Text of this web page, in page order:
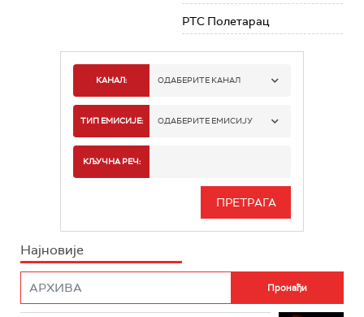
РТС Полетарац
КАНАЛ: ОДАБЕРИТЕ КАНАЛ
РТС 1
РТС 3
ТИП ЕМИСИЈЕ: ОДАБЕРИТЕ ЕМИСИЈУ
ИНФО
КЉУЧНА РЕЧ:
Најновије